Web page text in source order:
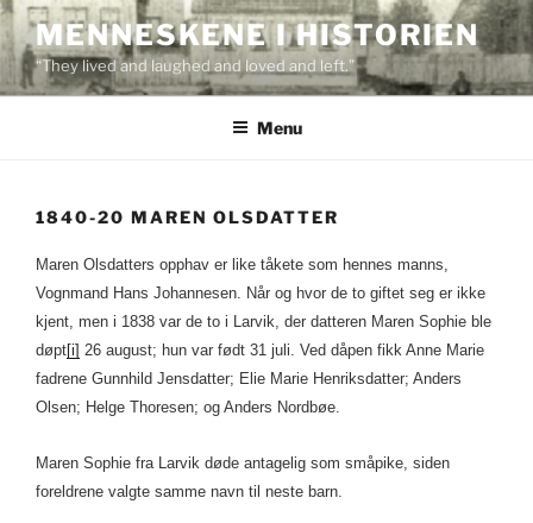
Skip
to
content
MENNESKENE I HISTORIEN
“They lived and laughed and loved and left.”
Menu
1840-20 MAREN OLSDATTER
Maren Olsdatters opphav er like tåkete som hennes manns,
Vognmand Hans Johannesen. Når og hvor de to giftet seg er ikke
kjent, men i 1838 var de to i Larvik, der datteren Maren Sophie ble
døpt[i] 26 august; hun var født 31 juli. Ved dåpen fikk Anne Marie
fadrene Gunnhild Jensdatter; Elie Marie Henriksdatter; Anders
Olsen; Helge Thoresen; og Anders Nordbøe.
Maren Sophie fra Larvik døde antagelig som småpike, siden
foreldrene valgte samme navn til neste barn.